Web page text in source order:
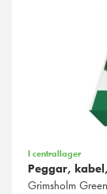
I centrallager
Peggar,
Grimsholm Green